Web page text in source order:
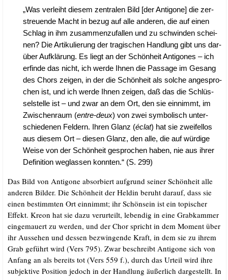
„Was ver­leiht die­sem zen­tra­len Bild [der Anti­go­ne] die zer­
streu­en­de Macht in bezug auf alle ande­ren, die auf einen
Schlag in ihm zusam­men­zu­fal­len und zu schwin­den schei­
nen? Die Arti­ku­lie­rung der tra­gi­schen Hand­lung gibt uns dar­
über Auf­klä­rung. Es liegt an der Schön­heit Anti­go­nes – ich
erfin­de das nicht, ich wer­de Ihnen die Pas­sa­ge im Gesang
des Chors zei­gen, in der die Schön­heit als sol­che ange­spro­
chen ist, und ich wer­de Ihnen zei­gen, daß das die Schlüs­
sel­stel­le ist – und zwar an dem Ort, den sie ein­nimmt, im
Zwi­schen­raum (ent­re-deux) von zwei sym­bo­lisch unter­
schie­de­nen Fel­dern. Ihren Glanz (éclat) hat sie zwei­fel­los
aus die­sem Ort – die­sen Glanz, den alle, die auf wür­di­ge
Wei­se von der Schön­heit gespro­chen haben, nie aus ihrer
Defi­ni­ti­on weg­las­sen konn­ten.“ (S. 299)
Das Bild von Anti­go­ne absor­biert auf­grund sei­ner Schön­heit alle
ande­ren Bil­der. Die Schön­heit der Hel­din beruht dar­auf, dass sie
einen bestimm­ten Ort ein­nimmt; ihr Schön­sein ist ein topi­scher
Effekt. Kre­on hat sie dazu ver­ur­teilt, leben­dig in eine Grab­kam­mer
ein­ge­mau­ert zu wer­den, und der Chor spricht in dem Moment über
ihr Aus­se­hen und des­sen bezwin­gen­de Kraft, in dem sie zu ihrem
Grab geführt wird (Vers 795). Zwar beschreibt Anti­go­ne sich von
Anfang an als bereits tot (Vers 559 f.), durch das Urteil wird ihre
sub­jek­ti­ve Posi­ti­on jedoch in der Hand­lung äußer­lich dar­ge­stellt. In